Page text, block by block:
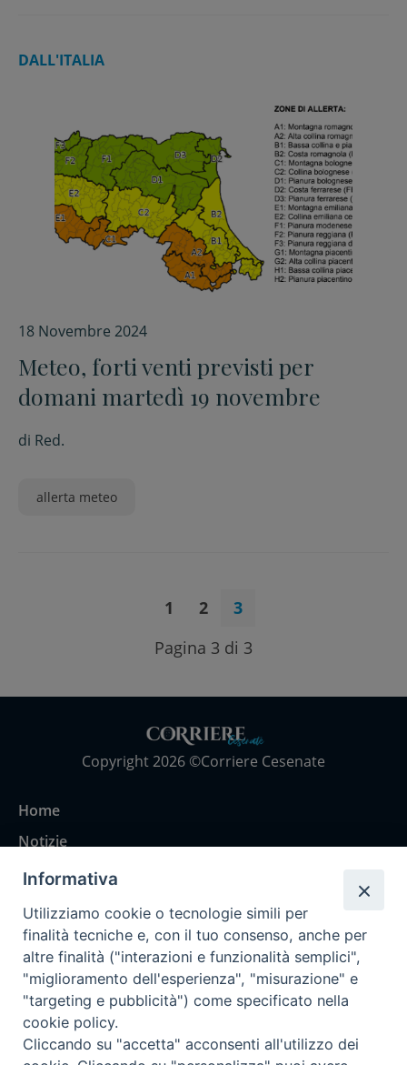
DALL'ITALIA
18 Novembre 2024
Meteo, forti venti previsti per
domani martedì 19 novembre
di Red.
allerta meteo
1 2
3
Pagina 3 di 3
Copyright 2026 ©Corriere Cesenate
Home
Notizie
Rubriche
Chi siamo
Come abbonarsi
Contatti
Informativa
Utilizziamo cookie o tecnologie simili per
finalità tecniche e, con il tuo consenso, anche per
altre finalità ("interazioni e funzionalità semplici",
"miglioramento dell'esperienza", "misurazione" e
"targeting e pubblicità") come specificato nella
cookie policy.
Cliccando su "accetta" acconsenti all'utilizzo dei